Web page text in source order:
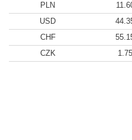
PLN
USD
CHF
CZK